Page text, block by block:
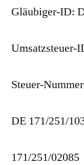
Gläubiger-ID:
Umsatzsteuer-
Steuer-
DE 171/251/
171/251/02085